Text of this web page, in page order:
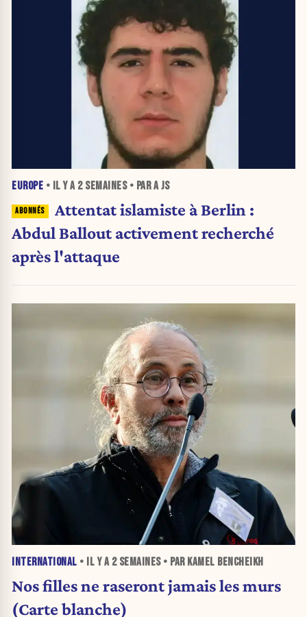
EUROPE • IL Y A 2 SEMAINES• PAR A JS
Attentat islamiste à Berlin :
Abdul Ballout activement recherché
après l'attaque
INTERNATIONAL • IL Y A 2 SEMAINES• PAR KAMEL BENCHEIKH
Nos filles ne raseront jamais les murs
(Carte blanche)